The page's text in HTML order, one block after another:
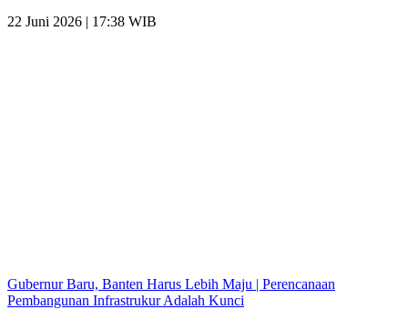
22 Juni 2026 | 17:38 WIB
Gubernur Baru, Banten Harus Lebih Maju | Perencanaan
Pembangunan Infrastrukur Adalah Kunci